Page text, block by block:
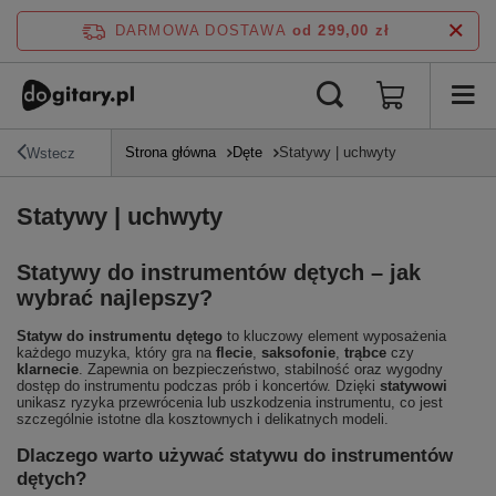
DARMOWA DOSTAWA od 299,00 zł
Wstecz Strona główna Dęte Statywy | uchwyty
Statywy | uchwyty
Statywy do instrumentów dętych – jak
wybrać najlepszy?
Statyw do instrumentu dętego to kluczowy element wyposażenia
każdego muzyka, który gra na flecie, saksofonie, trąbce czy
klarnecie. Zapewnia on bezpieczeństwo, stabilność oraz wygodny
dostęp do instrumentu podczas prób i koncertów. Dzięki statywowi
unikasz ryzyka przewrócenia lub uszkodzenia instrumentu, co jest
szczególnie istotne dla kosztownych i delikatnych modeli.
Dlaczego warto używać statywu do instrumentów
dętych?